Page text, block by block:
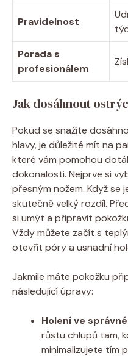
Pravidelnost
Porada s
profesionálem
Jak dosáhnout
Pokud se snažíte
hlavy, je důležité mít na
které vám pomohou
dokonalosti. Nejprve si
přesným nožem. Když se
skutečně velký rozdíl.
si umýt a připravit
Vždy můžete začít s
otevřít póry a usnadní
Jakmile máte pokožku
následující úpravy:
Holení ve
růstu chlupů tam,
minimalizujete tím